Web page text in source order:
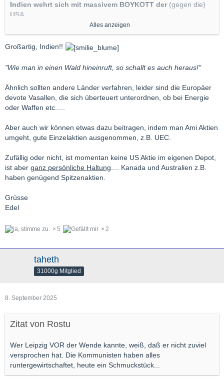
Indien wehrt sich mit massivem BOYKOTT der (gegen die)
USA
Externer Inhalt
nicht automatisch geladen und angezeigt.
Alle externen Inhalte anzeigen
Durch die Aktivierung der externen Inhalte erklären Sie sich damit
einverstanden, dass personenbezogene Daten an Drittplattformen
Datenschutzerklärung zur Verfügung gestellt.
Modi ruft zu Swadeshi auf. Der Boykott der USA nimmt
zu, während patriotische Inder sich gegen die
amerikanische Arroganz wehren. Genau wie Kanada!
1,4 Mrd. Inder sollen/wollen keine US-Markenprodukte
Das dürfte Druck für Donald von den Großkonzernen
bedeuten, für die Indien ein wichtiger Markt ist.
Alles anzeigen
Großartig, Indien!!
"Wie man in einen Wald hineinruft, so schallt es auch heraus!"
Ähnlich sollten andere Länder verfahren, leider sind die Europäer
devote Vasallen, die sich überteuert unterordnen, ob bei Energie
oder Waffen etc.....
Aber auch wir können etwas dazu beitragen, indem man Ami Aktien
umgeht, gute Einzelaktien ausgenommen, z.B. UEC.
Zufällig oder nicht, ist momentan keine US Aktie im eigenen Depot,
ist aber ganz persönliche Haltung .... Kanada und Australien z.B.
haben genügend Spitzenaktien.
Grüsse
Edel
5 2
taheth
31000g Mitglied
8. September 2025
Zitat von Rostu
Wer Leipzig VOR der Wende kannte, weiß, daß er nicht zuviel
versprochen hat. Die Kommunisten haben alles
runtergewirtschaftet, heute ein Schmuckstück...